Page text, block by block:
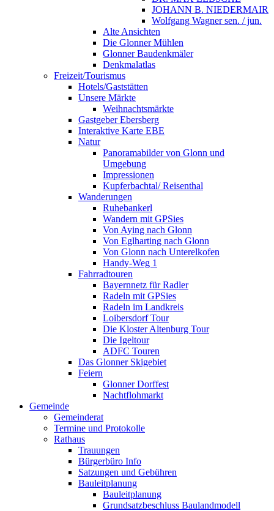
JOHANN B. NIEDERMAIR
Wolfgang Wagner sen. / jun.
Alte Ansichten
Die Glonner Mühlen
Glonner Baudenkmäler
Denkmalatlas
Freizeit/Tourismus
Hotels/Gaststätten
Unsere Märkte
Weihnachtsmärkte
Gastgeber Ebersberg
Interaktive Karte EBE
Natur
Panoramabilder von Glonn und
Umgebung
Impressionen
Kupferbachtal/ Reisenthal
Wanderungen
Ruhebankerl
Wandern mit GPSies
Von Aying nach Glonn
Von Eglharting nach Glonn
Von Glonn nach Unterelkofen
Handy-Weg 1
Fahrradtouren
Bayernnetz für Radler
Radeln mit GPSies
Radeln im Landkreis
Loibersdorf Tour
Die Kloster Altenburg Tour
Die Igeltour
ADFC Touren
Das Glonner Skigebiet
Feiern
Glonner Dorffest
Nachtflohmarkt
Gemeinde
Gemeinderat
Termine und Protokolle
Rathaus
Trauungen
Bürgerbüro Info
Satzungen und Gebühren
Bauleitplanung
Bauleitplanung
Grundsatzbeschluss Baulandmodell